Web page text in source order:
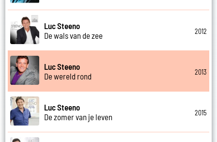
Luc Steeno
De wals van de zee
2012
Luc Steeno
De wereld rond
2013
Luc Steeno
De zomer van je leven
2015